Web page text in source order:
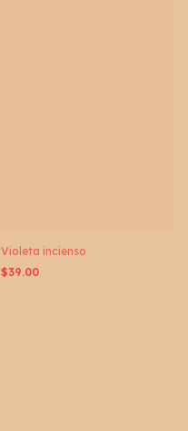
Violeta incienso
$39.00